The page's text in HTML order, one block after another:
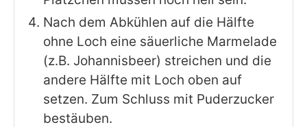
Nach dem Abkühlen auf die Hälfte
ohne Loch eine säuerliche Marmelade
(z.B. Johannisbeer) streichen und die
andere Hälfte mit Loch oben auf
setzen. Zum Schluss mit Puderzucker
bestäuben.